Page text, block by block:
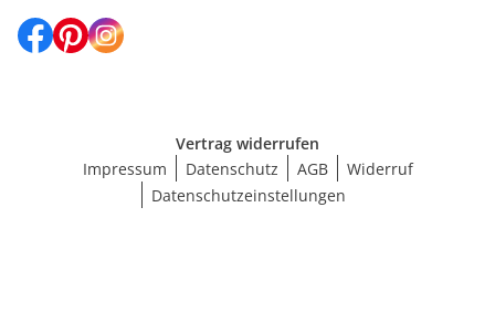
Vertrag widerrufen
Impressum
Datenschutz AGB
Widerruf
Datenschutzeinstellungen